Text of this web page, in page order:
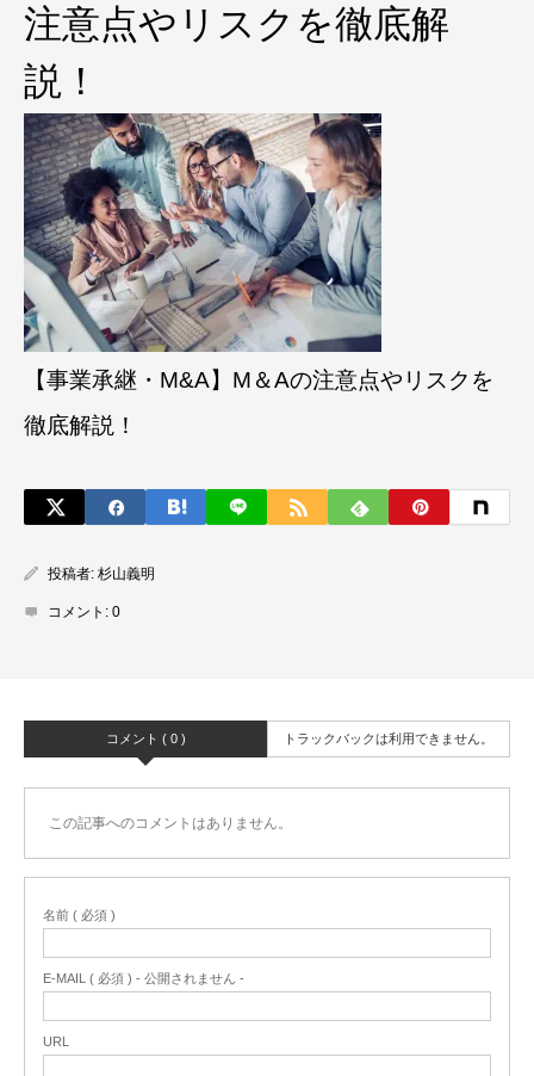
注意点やリスクを徹底解
説！
【事業承継・M&A】M＆Aの注意点やリスクを
徹底解説！
投稿者: 杉山義明
コメント: 0
コメント ( 0 ) トラックバックは利用できません。
この記事へのコメントはありません。
名前 ( 必須 )
E-MAIL ( 必須 ) - 公開されません -
URL